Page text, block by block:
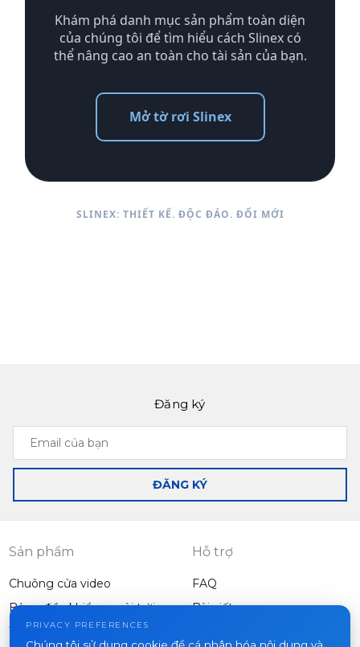
Khám phá danh mục sản phẩm toàn diện
của chúng tôi để tìm hiểu cách Slinex có
thể nâng cao an toàn cho tài sản của bạn.
Mở tờ rơi Slinex
SLINEX: THIẾT KẾ. ĐỘC ĐÁO. ĐỔI MỚI
Đăng ký
Email
của
bạn
ĐĂNG KÝ
Sản phẩm
Chuông cửa video
Bảng điều khiển ngoài trời
Thiết bị khác
Hỗ trợ
FAQ
Bài viết
PRIVACY PREFERENCES